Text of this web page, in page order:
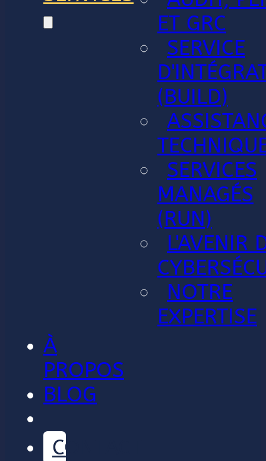
ET GRC
SERVICE
(BUILD)
SERVICES
MANAGÉS
(RUN)
L'AVENIR
NOTRE
EXPERTISE
À
PROPOS
BLOG
CONTACT